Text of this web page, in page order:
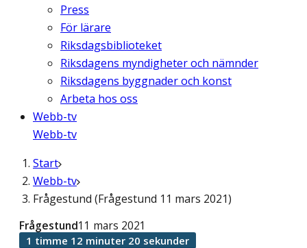
Press
För lärare
Riksdagsbiblioteket
Riksdagens myndigheter och nämnder
Riksdagens byggnader och konst
Arbeta hos oss
Webb-tv
Webb-tv
Start
Webb-tv
Frågestund (Frågestund 11 mars 2021)
Frågestund11 mars 2021
1 timme 12 minuter 20 sekunder